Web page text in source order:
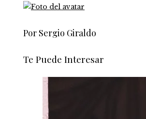
Por Sergio Giraldo
Te Puede Interesar